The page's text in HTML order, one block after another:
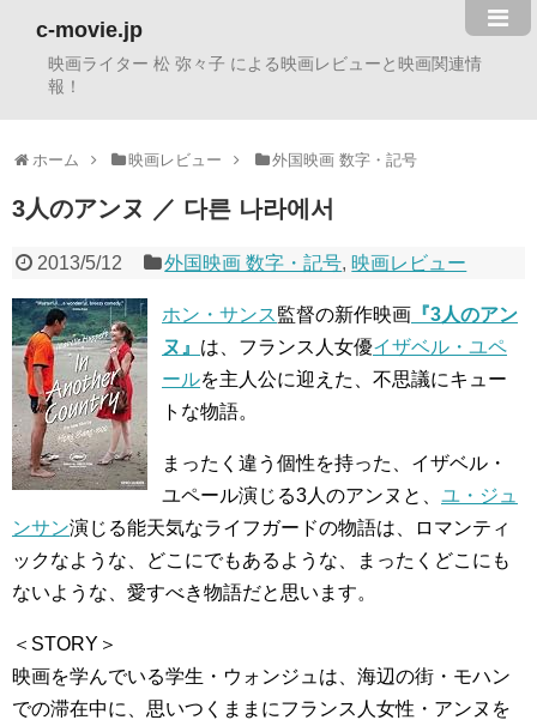
c-movie.jp
映画ライター 松 弥々子 による映画レビューと映画関連情
報！
ホーム 映画レビュー 外国映画 数字・記号
3人のアンヌ ／ 다른 나라에서
2013/5/12 外国映画 数字・記号, 映画レビュー
ホン・サンス監督の新作映画 『3人のアン
ヌ』 は、フランス人女優イザベル・ユペ
ールを主人公に迎えた、不思議にキュー
トな物語。
まったく違う個性を持った、イザベル・
ユペール演じる3人のアンヌと、 ユ・ジュ
ンサン演じる能天気なライフガードの物語は、ロマンティ
ックなような、どこにでもあるような、まったくどこにも
ないような、愛すべき物語だと思います。
＜STORY＞
映画を学んでいる学生・ウォンジュは、海辺の街・モハン
での滞在中に、思いつくままにフランス人女性・アンヌを